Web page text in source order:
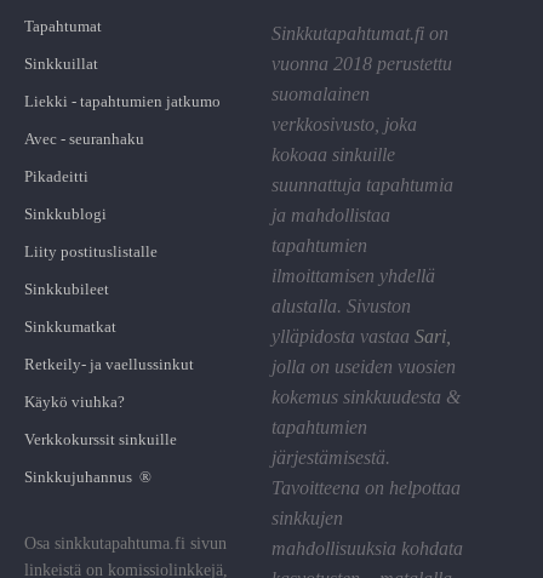
Tapahtumat
Sinkkuillat
Liekki - tapahtumien jatkumo
Avec - seuranhaku
Pikadeitti
Sinkkublogi
Liity postituslistalle
Sinkkubileet
Sinkkumatkat
Retkeily- ja vaellussinkut
Käykö viuhka?
Verkkokurssit sinkuille
Sinkkujuhannus ®
Osa sinkkutapahtuma.fi sivun
linkeistä on komissiolinkkejä,
Sinkkutapahtumat.fi on
vuonna 2018 perustettu
suomalainen
verkkosivusto, joka
kokoaa sinkuille
suunnattuja tapahtumia
ja mahdollistaa
tapahtumien
ilmoittamisen yhdellä
alustalla. Sivuston
ylläpidosta vastaa Sari
jolla on useiden vuosien
kokemus sinkkuudesta &
tapahtumien
järjestämisestä.
Tavoitteena on helpottaa
sinkkujen
mahdollisuuksia kohdata